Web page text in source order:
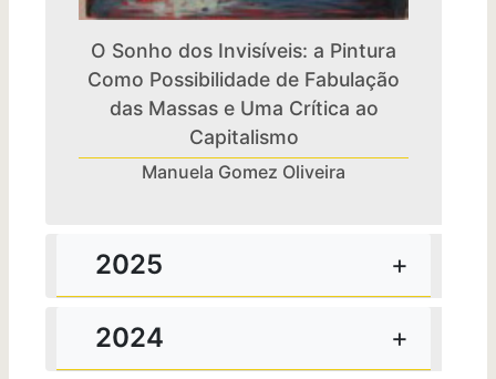
O Sonho dos Invisíveis: a Pintura
Como Possibilidade de Fabulação
das Massas e Uma Crítica ao
Capitalismo
Manuela Gomez Oliveira
2025
2024